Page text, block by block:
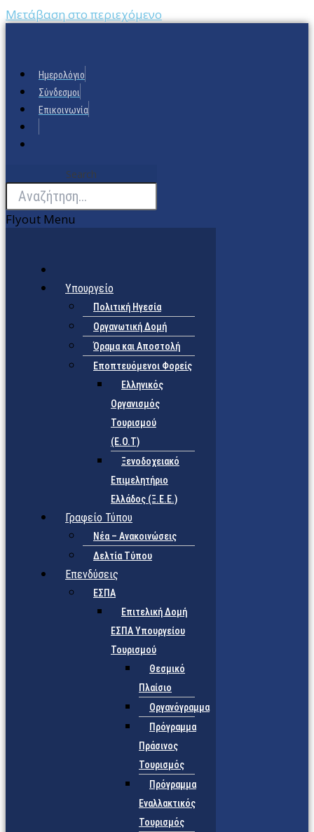
Μετάβαση στο περιεχόμενο
Ημερολόγιο
Σύνδεσμοι
Επικοινωνία
Search
Flyout Menu
Υπουργείο
Πολιτική Ηγεσία
Οργανωτική Δομή
Όραμα και Αποστολή
Εποπτευόμενοι Φορείς
Eλληνικός
Οργανισμός
Τουρισμού
(Ε.Ο.Τ)
Ξενοδοχειακό
Επιμελητήριο
Ελλάδος (Ξ.Ε.Ε.)
Γραφείο Τύπου
Νέα – Ανακοινώσεις
Δελτία Τύπου
Επενδύσεις
ΕΣΠΑ
Επιτελική Δομή
ΕΣΠΑ Υπουργείου
Τουρισμού
Θεσμικό
Πλαίσιο
Οργανόγραμμα
Πρόγραμμα
Πράσινος
Τουρισμός
Πρόγραμμα
Εναλλακτικός
Τουρισμός